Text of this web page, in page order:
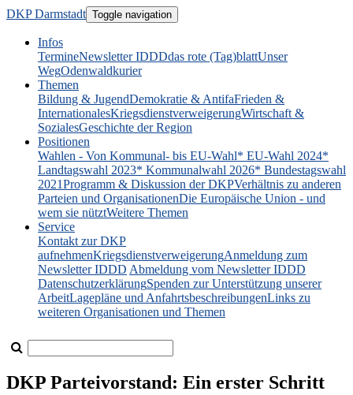
DKP Darmstadt Toggle navigation
Infos
TermineNewsletter IDDDdas rote (Tag)blattUnser
WegOdenwaldkurier
Themen
Bildung & JugendDemokratie & AntifaFrieden &
InternationalesKriegsdienstverweigerungWirtschaft &
SozialesGeschichte der Region
Positionen
Wahlen - Von Kommunal- bis EU-Wahl* EU-Wahl 2024*
Landtagswahl 2023* Kommunalwahl 2026* Bundestagswahl
2021Programm & Diskussion der DKPVerhältnis zu anderen
Parteien und OrganisationenDie Europäische Union - und
wem sie nütztWeitere Themen
Service
Kontakt zur DKP
aufnehmenKriegsdienstverweigerungAnmeldung zum
Newsletter IDDD Abmeldung vom Newsletter IDDD
DatenschutzerklärungSpenden zur Unterstützung unserer
ArbeitLagepläne und AnfahrtsbeschreibungenLinks zu
weiteren Organisationen und Themen
DKP Parteivorstand: Ein erster Schritt